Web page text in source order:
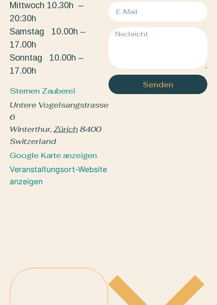
Mittwoch 10.30h –
20:30h
Samstag 10.00h –
17.00h
Sonntag 10.00h –
17.00h
Sternen Zauberei
Untere Vogelsangstrasse
6
Winterthur, Zürich8400
Switzerland
Google Karte anzeigen
Veranstaltungsort-Website
anzeigen
Senden